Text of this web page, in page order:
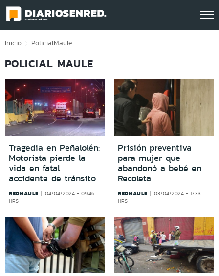
Click acá para ir directamente al contenido
Inicio PolicialMaule
POLICIAL MAULE
Tragedia en Peñalolén:
Motorista pierde la
vida en fatal
accidente de tránsito
REDMAULE
04/04/2024 - 09:46
HRS
Prisión preventiva
para mujer que
abandonó a bebé en
Recoleta
REDMAULE
03/04/2024 - 17:33
HRS